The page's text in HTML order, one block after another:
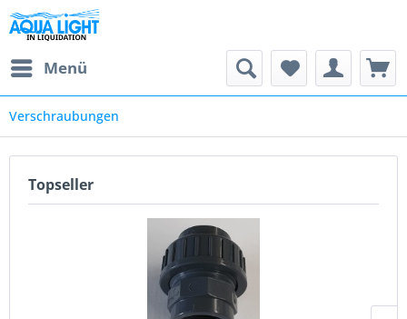
Menü
Verschraubungen
Topseller